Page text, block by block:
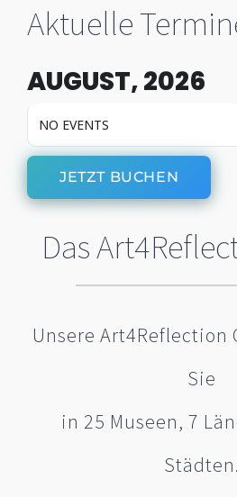
Aktuelle
AUGUST, 2026
NO EVENTS
JETZT BUCHEN
Das
Unsere Art4Reflection
Sie
in 25 Museen, 7
Städten.